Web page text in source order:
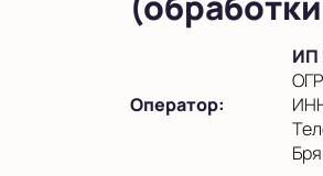
Оператор:
ИП